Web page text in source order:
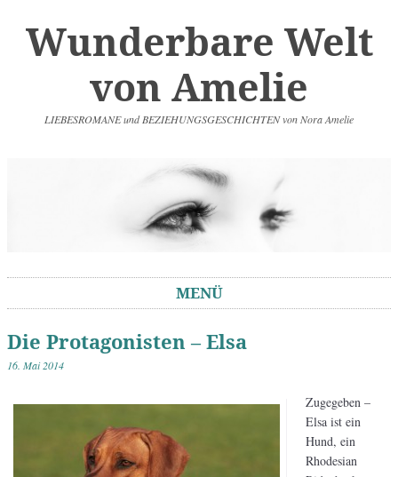
Wunderbare Welt
von Amelie
LIEBESROMANE und BEZIEHUNGSGESCHICHTEN von Nora Amelie
MENÜ
Die Protagonisten – Elsa
16. Mai 2014
Zugegeben –
Elsa ist ein
Hund, ein
Rhodesian